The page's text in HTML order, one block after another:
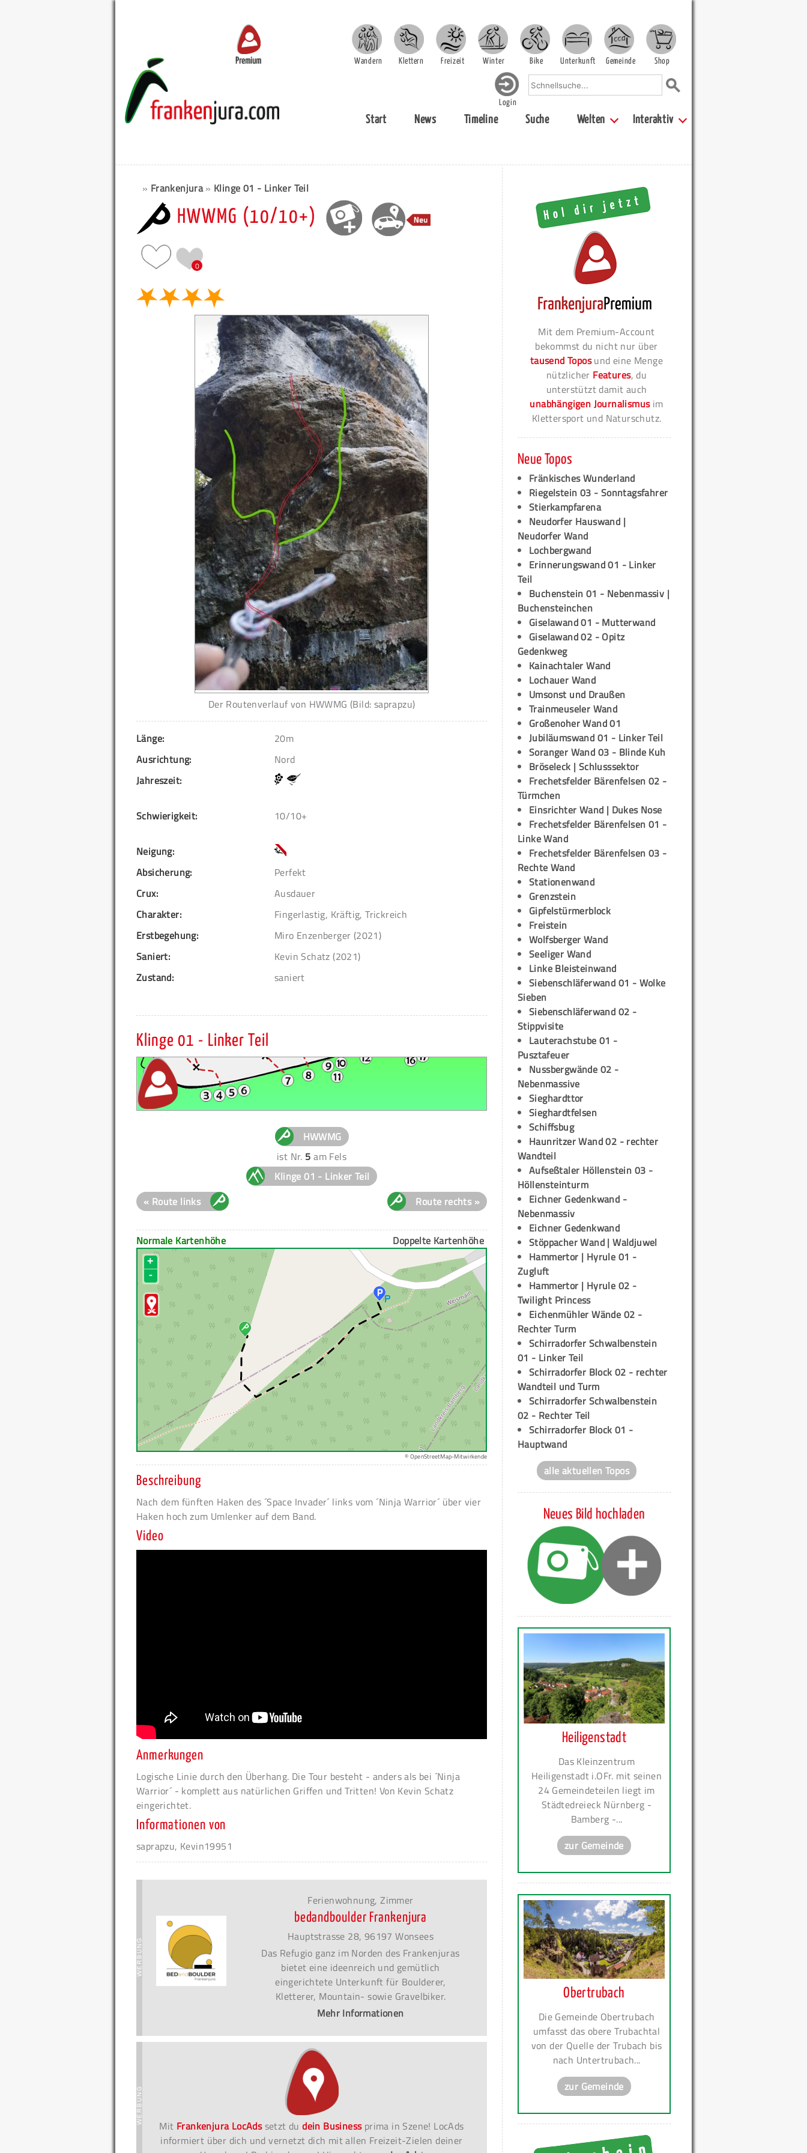
Premium Wandern Klettern Freizeit Winter Bike Unterkunft Gemeinde Shop
Login
Start News Timeline Suche Welten Interaktiv
» Frankenjura» Klinge 01 - Linker Teil
HWWMG (10/10+)
0
Der Routenverlauf von HWWMG (Bild: saprapzu)
Länge:
20m
Ausrichtung:
Nord
Jahreszeit:
Schwierigkeit: 10/10+
Neigung:
Absicherung:
Perfekt
Crux:
Ausdauer
Charakter:
Fingerlastig, Kräftig, Trickreich
Erstbegehung:
Miro Enzenberger (2021)
Saniert:
Kevin Schatz (2021)
Zustand:
saniert
Klinge 01 - Linker Teil
HWWMG
ist Nr. 5 am Fels
Klinge 01 - Linker Teil
« Route links
Route rechts »
Normale Kartenhöhe Doppelte Kartenhöhe
+
-
© OpenStreetMap-Mitwirkende
Beschreibung
Nach dem fünften Haken des ´Space Invader´ links vom ´Ninja Warrior´ über vier
Haken hoch zum Umlenker auf dem Band.
Video
Anmerkungen
Logische Linie durch den Überhang. Die Tour besteht - anders als bei ´Ninja
Warrior´ - komplett aus natürlichen Griffen und Tritten! Von Kevin Schatz
eingerichtet.
Informationen von
saprapzu, Kevin19951
Ferienwohnung, Zimmer
bedandboulder Frankenjura
Hauptstrasse 28, 96197 Wonsees
Das Refugio ganz im Norden des Frankenjuras
bietet eine ideenreich und gemütlich
eingerichtete Unterkunft für Boulderer,
Kletterer, Mountain- sowie Gravelbiker.
Mehr Informationen
Mit Frankenjura LocAdssetzt dudein Businessprima in Szene! LocAds
informiert über dich und vernetzt dich mit allen Freizeit-Zielen deiner
Mit dem Premium-Account
bekommst du nicht nur über
tausend Toposund eine Menge
nützlicher Features, du
unterstützt damit auch
unabhängigen Journalismusim
Klettersport und Naturschutz.
Neue Topos
Fränkisches Wunderland
Riegelstein 03 - Sonntagsfahrer
Stierkampfarena
Neudorfer Hauswand |
Neudorfer Wand
Lochbergwand
Erinnerungswand 01 - Linker
Teil
Buchenstein 01 - Nebenmassiv |
Buchensteinchen
Giselawand 01 - Mutterwand
Giselawand 02 - Opitz
Gedenkweg
Kainachtaler Wand
Lochauer Wand
Umsonst und Draußen
Trainmeuseler Wand
Großenoher Wand 01
Jubiläumswand 01 - Linker Teil
Soranger Wand 03 - Blinde Kuh
Bröseleck | Schlusssektor
Frechetsfelder Bärenfelsen 02 -
Türmchen
Einsrichter Wand | Dukes Nose
Frechetsfelder Bärenfelsen 01 -
Linke Wand
Frechetsfelder Bärenfelsen 03 -
Rechte Wand
Stationenwand
Grenzstein
Gipfelstürmerblock
Freistein
Wolfsberger Wand
Seeliger Wand
Linke Bleisteinwand
Siebenschläferwand 01 - Wolke
Sieben
Siebenschläferwand 02 -
Stippvisite
Lauterachstube 01 -
Pusztafeuer
Nussbergwände 02 -
Nebenmassive
Sieghardttor
Sieghardtfelsen
Schiffsbug
Haunritzer Wand 02 - rechter
Wandteil
Aufseßtaler Höllenstein 03 -
Höllensteinturm
Eichner Gedenkwand -
Nebenmassiv
Eichner Gedenkwand
Stöppacher Wand | Waldjuwel
Hammertor | Hyrule 01 -
Zugluft
Hammertor | Hyrule 02 -
Twilight Princess
Eichenmühler Wände 02 -
Rechter Turm
Schirradorfer Schwalbenstein
01 - Linker Teil
Schirradorfer Block 02 - rechter
Wandteil und Turm
Schirradorfer Schwalbenstein
02 - Rechter Teil
Schirradorfer Block 01 -
Hauptwand
alle aktuellen Topos
Neues Bild hochladen
Heiligenstadt
Das Kleinzentrum
Heiligenstadt i.OFr. mit seinen
24 Gemeindeteilen liegt im
Städtedreieck Nürnberg -
Bamberg -...
zur Gemeinde
Obertrubach
Die Gemeinde Obertrubach
umfasst das obere Trubachtal
von der Quelle der Trubach bis
nach Untertrubach...
zur Gemeinde